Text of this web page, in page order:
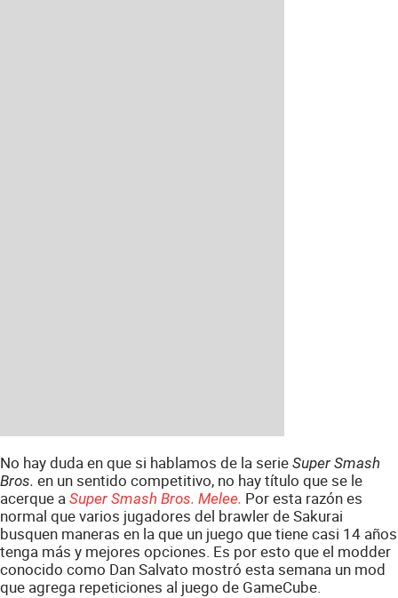
No hay duda en que si hablamos de la serie Super Smash
Bros. en un sentido competitivo, no hay título que se le
acerque a Super Smash Bros. Melee. Por esta razón es
normal que varios jugadores del brawler de Sakurai
busquen maneras en la que un juego que tiene casi 14 años
tenga más y mejores opciones. Es por esto que el modder
conocido como Dan Salvato mostró esta semana un mod
que agrega repeticiones al juego de GameCube.